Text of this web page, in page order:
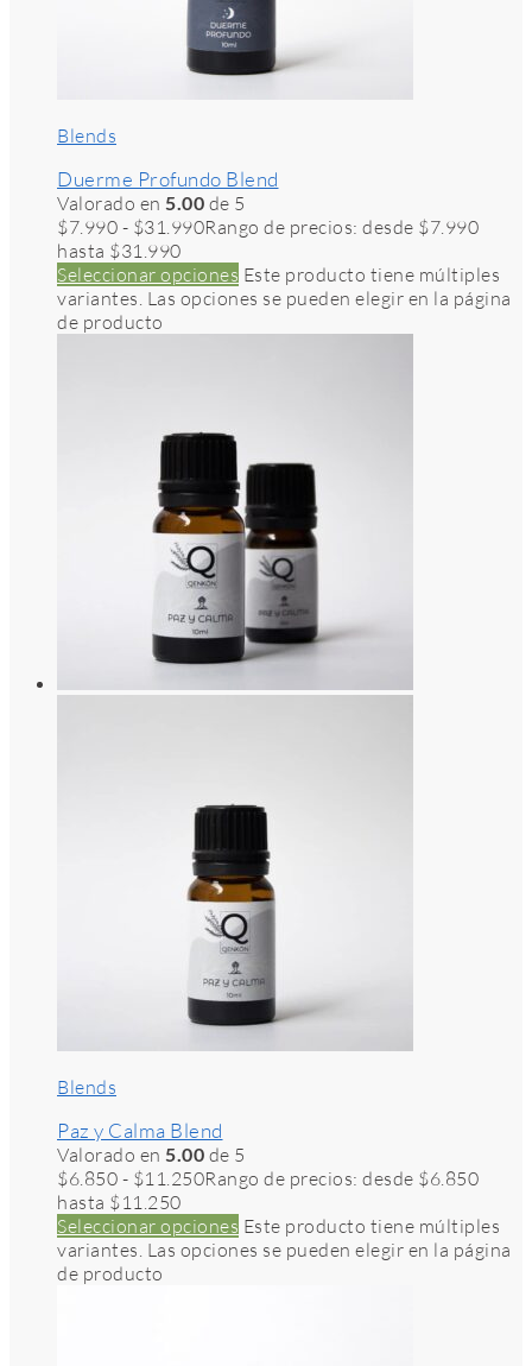
Blends
Duerme Profundo Blend
Valorado en 5.00 de 5
$7.990 - $31.990Rango de precios: desde $7.990
hasta $31.990
Seleccionar opciones Este producto tiene múltiples
variantes. Las opciones se pueden elegir en la página
de producto
Blends
Paz y Calma Blend
Valorado en 5.00 de 5
$6.850 - $11.250Rango de precios: desde $6.850
hasta $11.250
Seleccionar opciones Este producto tiene múltiples
variantes. Las opciones se pueden elegir en la página
de producto